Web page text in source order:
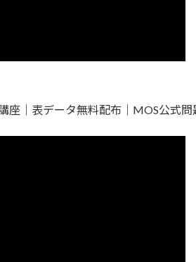
座｜表データ無料配布｜MOS公式問